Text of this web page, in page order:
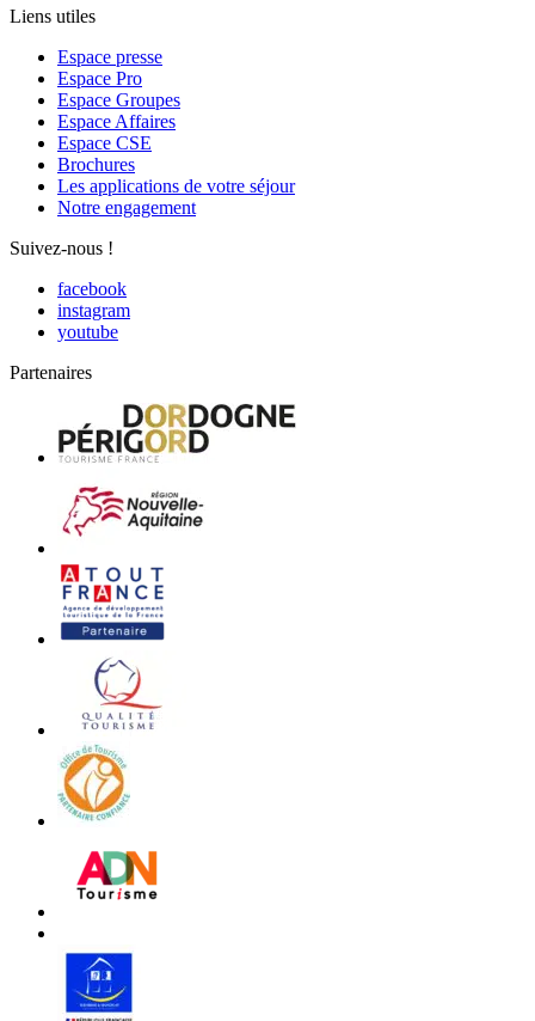
Liens utiles
Espace presse
Espace Pro
Espace Groupes
Espace Affaires
Espace CSE
Brochures
Les applications de votre séjour
Notre engagement
Suivez-nous !
facebook
instagram
youtube
Partenaires